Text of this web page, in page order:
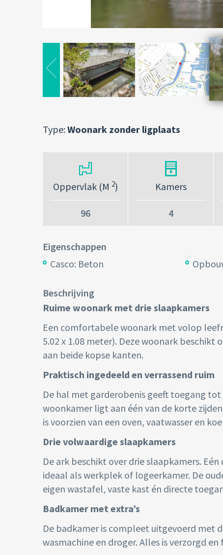
Type:Woonark zonder ligplaats
Oppervlak (M 2)
96
Kamers
4
Eigenschappen
Casco: Beton
Beschrijving
Ruime woonark met drie slaapkamers
Een comfortabele woonark met volop
5.02 x 1.08 meter). Deze woonark
aan beide kopse kanten.
Praktisch ingedeeld en verrassend ruim
De hal met garderobenis geeft toegang
woonkamer ligt aan één van de korte
is voorzien van een oven, vaatwasser en
Drie volwaardige slaapkamers
De ark beschikt over drie slaapkamers.
ideaal als werkplek of logeerkamer. De
eigen wastafel, vaste kast én directe
Badkamer met extra’s
De badkamer is compleet uitgevoerd met
wasmachine en droger. Alles is verzorgd